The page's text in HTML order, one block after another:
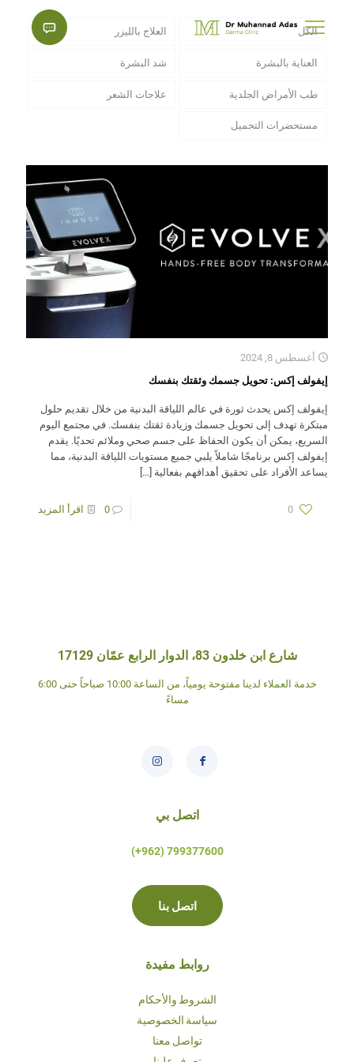
الكل العلاج بالليزر
العناية بالبشرة شد البشرة
طب الأمراض الجلدية علاجات الشعر
مستحضرات التجميل
أغسطس 8, 2024
إيفولف إكس: تحويل جسمك وثقتك بنفسك
إيفولف إكس يحدث ثورة في عالم اللياقة البدنية من خلال تقديم حلول
مبتكرة تهدف إلى تحويل جسمك وزيادة ثقتك بنفسك. في مجتمع اليوم
السريع، يمكن أن يكون الحفاظ على جسم صحي وملائم تحديًا. يقدم
إيفولف إكس برنامجًا شاملاً يلبي جميع مستويات اللياقة البدنية، مما
يساعد الأفراد على تحقيق أهدافهم بفعالية […]
0
0 اقرأ المزيد
شارع ابن خلدون 83، الدوار الرابع عمّان 17129
خدمة العملاء لدينا مفتوحة يومياً، من الساعة 10:00 صباحاً حتى 6:00
مساءً
اتصل بي
799377600 (962+)
اتصل بنا
روابط مفيدة
الشروط والأحكام
سياسة الخصوصية
تواصل معنا